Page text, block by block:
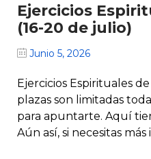
Ejercicios
(16-20 de julio)
Junio 5, 2026
Ejercicios Espirituales
plazas son limitadas
para apuntarte. Aquí
Aún así, si necesitas